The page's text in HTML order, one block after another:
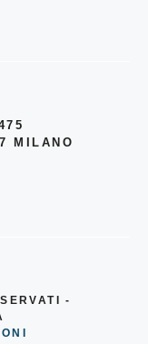
MILANO
-